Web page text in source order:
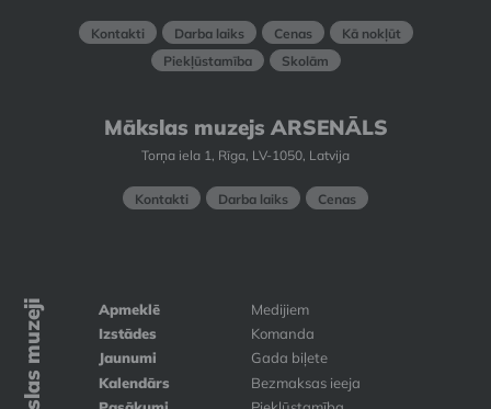
Kontakti Darba laiks Cenas
Kā nokļūt
Piekļūstamība
Skolām
Mākslas muzejs ARSENĀLS
Torņa iela 1, Rīga, LV-1050, Latvija
Kontakti Darba laiks Cenas
Mākslas muzeji
Apmeklē
Izstādes
Jaunumi
Kalendārs
Medijiem
Komanda
Gada biļete
Bezmaksas ieeja